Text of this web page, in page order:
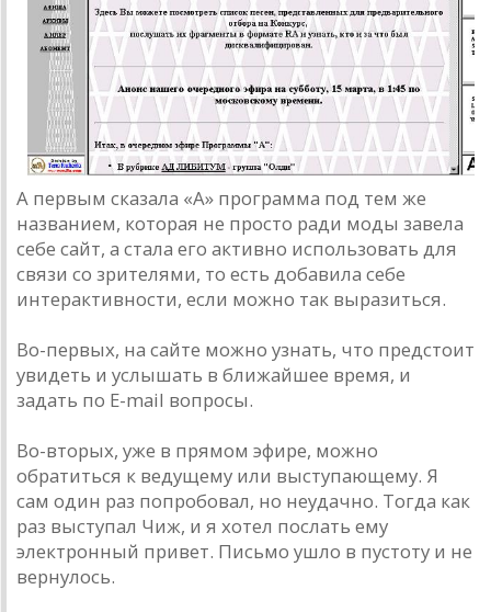
А первым сказала «А» программа под тем же
названием, которая не просто ради моды завела
себе сайт, а стала его активно использовать для
связи со зрителями, то есть добавила себе
интерактивности, если можно так выразиться.
Во-первых, на сайте можно узнать, что предстоит
увидеть и услышать в ближайшее время, и
задать по E-mail вопросы.
Во-вторых, уже в прямом эфире, можно
обратиться к ведущему или выступающему. Я
сам один раз попробовал, но неудачно. Тогда как
раз выступал Чиж, и я хотел послать ему
электронный привет. Письмо ушло в пустоту и не
вернулось.